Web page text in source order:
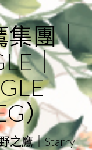
集團｜
｜
）
之鷹｜Starry